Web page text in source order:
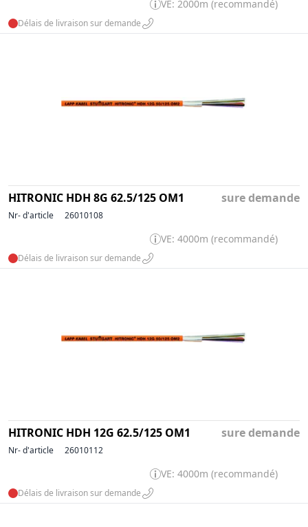
VE: 2000m (recommandé)
Délais de livraison sur demande
HITRONIC HDH 8G 62.5/125 OM1 sure demande
Nr- d'article 26010108
VE: 4000m (recommandé)
Délais de livraison sur demande
HITRONIC HDH 12G 62.5/125 OM1 sure demande
Nr- d'article 26010112
VE: 4000m (recommandé)
Délais de livraison sur demande